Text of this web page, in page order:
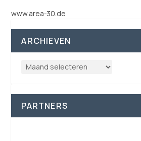
www.area-30.de
ARCHIEVEN
PARTNERS